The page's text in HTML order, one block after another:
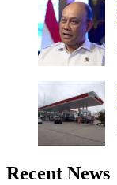
Recent News